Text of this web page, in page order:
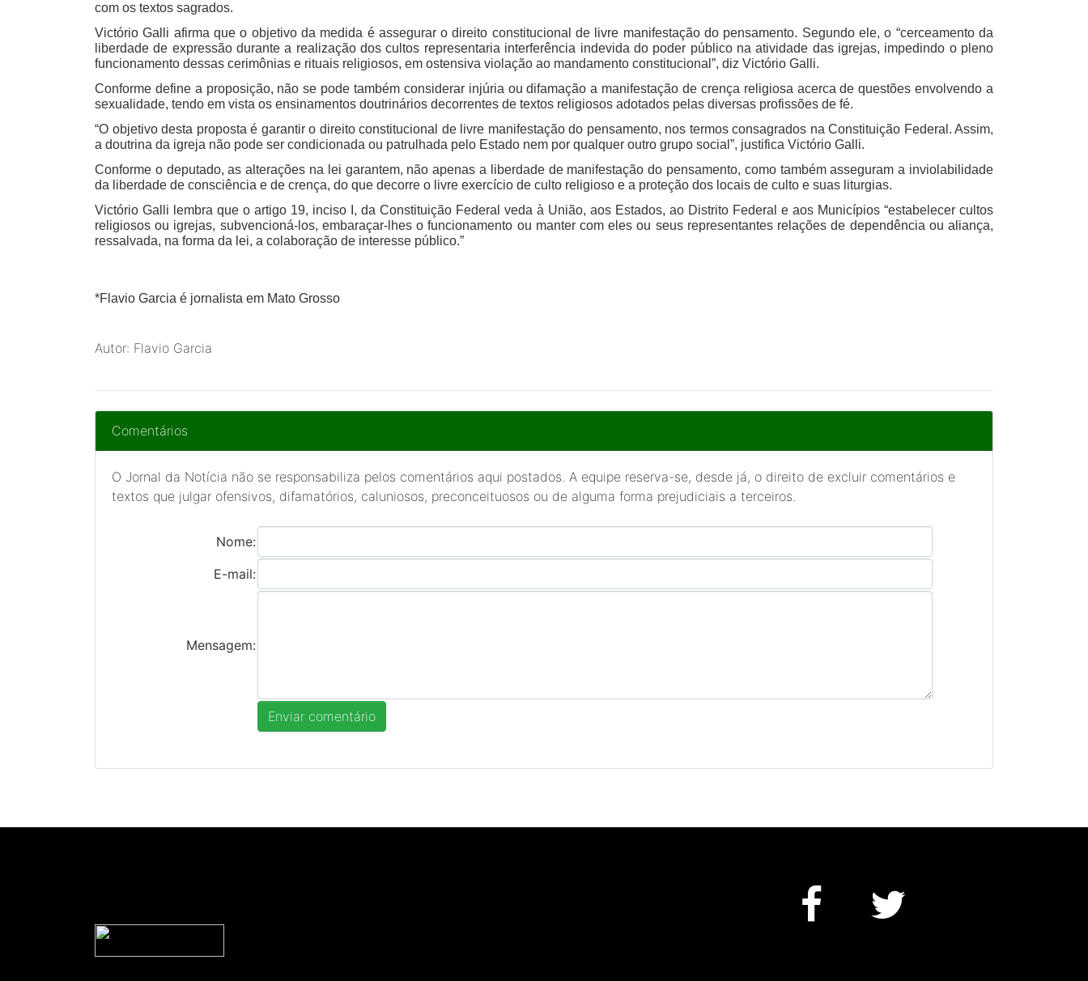
com os textos sagrados.
Victório Galli afirma que o objetivo da medida é assegurar o direito constitucional de livre manifestação do pensamento. Segundo ele, o “cerceamento da
liberdade de expressão durante a realização dos cultos representaria interferência indevida do poder público na atividade das igrejas, impedindo o pleno
funcionamento dessas cerimônias e rituais religiosos, em ostensiva violação ao mandamento constitucional”, diz Victório Galli.
Conforme define a proposição, não se pode também considerar injúria ou difamação a manifestação de crença religiosa acerca de questões envolvendo a
sexualidade, tendo em vista os ensinamentos doutrinários decorrentes de textos religiosos adotados pelas diversas profissões de fé.
“O objetivo desta proposta é garantir o direito constitucional de livre manifestação do pensamento, nos termos consagrados na Constituição Federal. Assim,
a doutrina da igreja não pode ser condicionada ou patrulhada pelo Estado nem por qualquer outro grupo social”, justifica Victório Galli.
Conforme o deputado, as alterações na lei garantem, não apenas a liberdade de manifestação do pensamento, como também asseguram a inviolabilidade
da liberdade de consciência e de crença, do que decorre o livre exercício de culto religioso e a proteção dos locais de culto e suas liturgias.
Victório Galli lembra que o artigo 19, inciso I, da Constituição Federal veda à União, aos Estados, ao Distrito Federal e aos Municípios “estabelecer cultos
religiosos ou igrejas, subvencioná-los, embaraçar-lhes o funcionamento ou manter com eles ou seus representantes relações de dependência ou aliança,
ressalvada, na forma da lei, a colaboração de interesse público.”
*Flavio Garcia é jornalista em Mato Grosso
Autor: Flavio Garcia
Comentários
O Jornal da Notícia não se responsabiliza pelos comentários aqui postados. A equipe reserva-se, desde já, o direito de excluir comentários e
textos que julgar ofensivos, difamatórios, caluniosos, preconceituosos ou de alguma forma prejudiciais a terceiros.
Nome:
E-mail:
Mensagem: